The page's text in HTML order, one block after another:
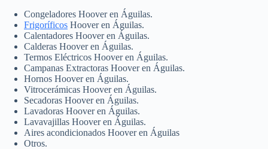
Congeladores Hoover en Águilas.
Frigoríficos Hoover en Águilas.
Calentadores Hoover en Águilas.
Calderas Hoover en Águilas.
Termos Eléctricos Hoover en Águilas.
Campanas Extractoras Hoover en Águilas.
Hornos Hoover en Águilas.
Vitrocerámicas Hoover en Águilas.
Secadoras Hoover en Águilas.
Lavadoras Hoover en Águilas.
Lavavajillas Hoover en Águilas.
Aires acondicionados Hoover en Águilas
Otros.